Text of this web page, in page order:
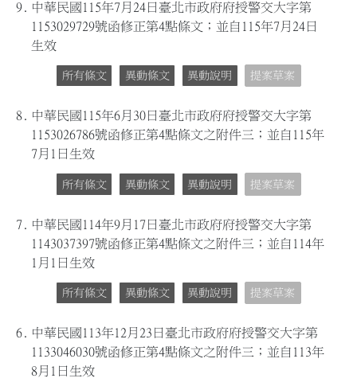
9.
中華民國115年7月24日臺北市政府府授警交大字第
1153029729號函修正第4點條文；並自115年7月24日
生效
所有條文 異動條文 異動說明 提案草案
8. 中華民國115年6月30日臺北市政府府授警交大字第
1153026786號函修正第4點條文之附件三；並自115年
7月1日生效
所有條文 異動條文 異動說明 提案草案
7.
中華民國114年9月17日臺北市政府府授警交大字第
1143037397號函修正第4點條文之附件三；並自114年
1月1日生效
所有條文 異動條文 異動說明 提案草案
6. 中華民國113年12月23日臺北市政府府授警交大字第
1133046030號函修正第4點條文之附件三；並自113年
8月1日生效